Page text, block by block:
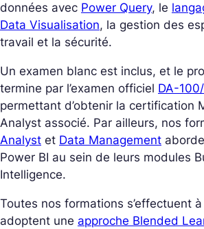
données avec Power Query, le
Data Visualisation, la gestion des
travail et la sécurité.
Un examen blanc est inclus, et le
termine par l’examen officiel DA-
permettant d’obtenir la certification
Analyst associé. Par ailleurs, nos
Analyst et Data Management
Power BI au sein de leurs modules
Intelligence.
Toutes nos formations s’effectuent
adoptent une approche Blended